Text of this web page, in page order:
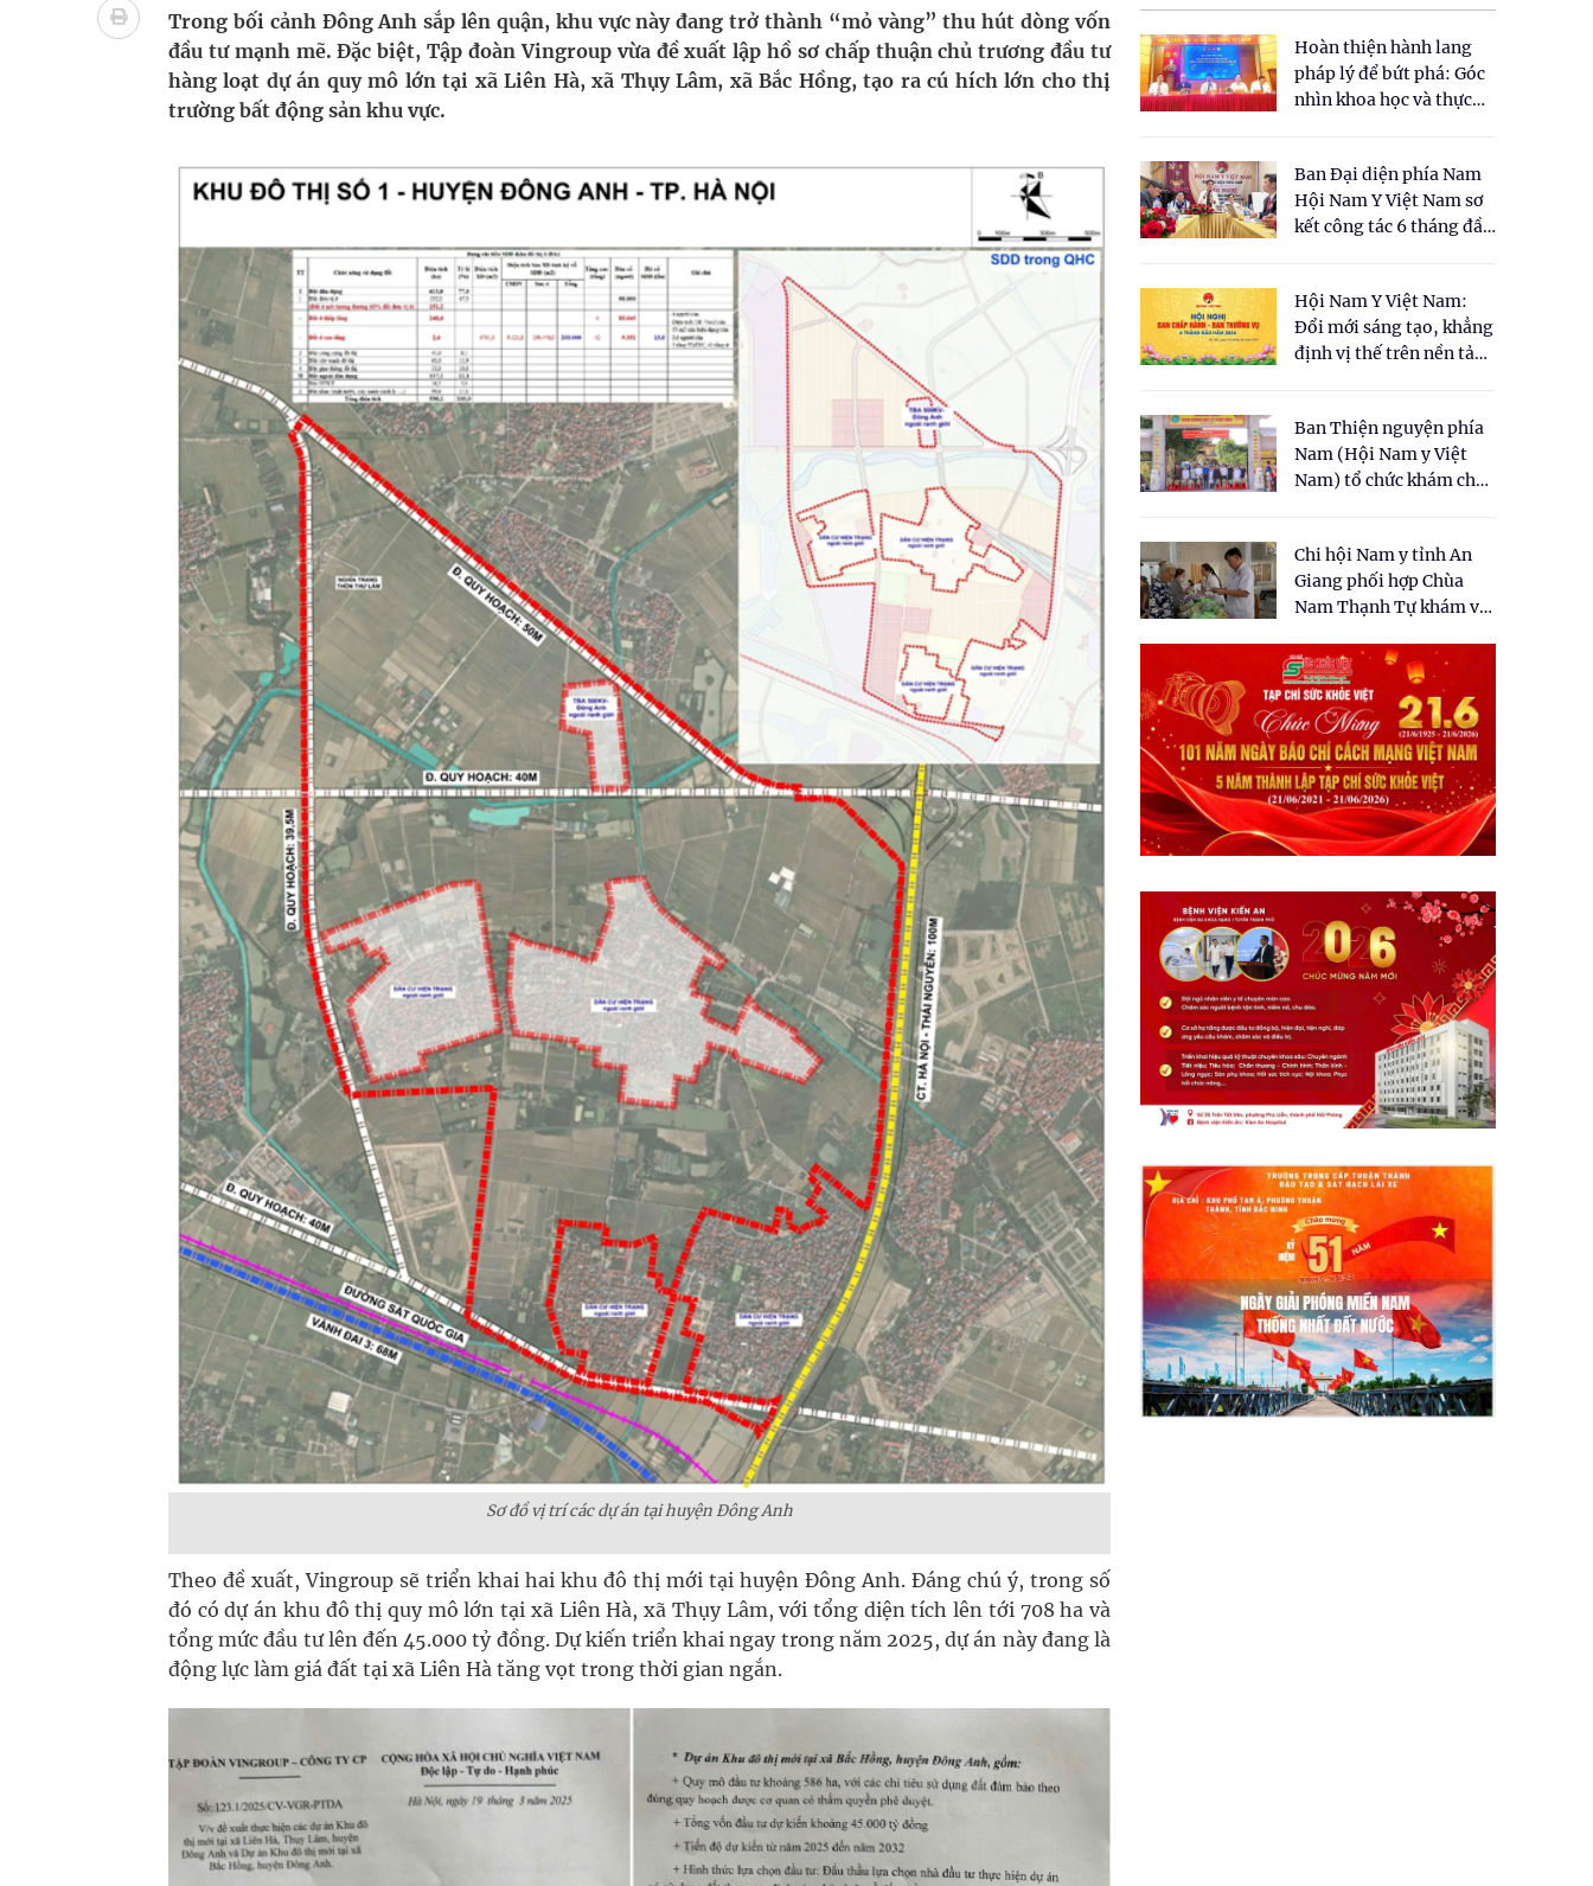
Ung thư thận: Nguy hiểm vì tiến triển quá âm thầm
Nhiều chuỗi hoạt động lớn được diễn ra tại Lễ hội sầu riêng 2026
Tiếp tục rà soát, triển khai các nhiệm vụ trong lĩnh vực cấp cứu, điều trị đột quỵ
Lâm Đồng: Quyết tâm đưa sân bay Liên Khương trở lại khai thác vào ngày 19/8
Quan Bằng Chứng Dược Lý Và Cơ Chế Phân Tử
Xây dựng bản đồ mạng lưới cấp cứu ngoại viện toàn quốc
Trong bối cảnh Đông Anh sắp lên quận, khu vực này đang trở thành “mỏ vàng” thu hút dòng vốn
đầu tư mạnh mẽ. Đặc biệt, Tập đoàn Vingroup vừa đề xuất lập hồ sơ chấp thuận chủ trương đầu tư
hàng loạt dự án quy mô lớn tại xã Liên Hà, xã Thụy Lâm, xã Bắc Hồng, tạo ra cú hích lớn cho thị
trường bất động sản khu vực.
Sơ đồ vị trí các dự án tại huyện Đông Anh
Theo đề xuất, Vingroup sẽ triển khai hai khu đô thị mới tại huyện Đông Anh. Đáng chú ý, trong số
đó có dự án khu đô thị quy mô lớn tại xã Liên Hà, xã Thụy Lâm, với tổng diện tích lên tới 708 ha và
tổng mức đầu tư lên đến 45.000 tỷ đồng. Dự kiến triển khai ngay trong năm 2025, dự án này đang là
động lực làm giá đất tại xã Liên Hà tăng vọt trong thời gian ngắn.
Hoàn thiện hành lang
pháp lý để bứt phá: Góc
nhìn khoa học và thực
cho Luật Y dược cổ
truyền Việt Nam"
Ban Đại diện phía Nam
Hội Nam Y Việt Nam sơ
kết công tác 6 tháng đầu
Hội Nam Y Việt Nam:
Đổi mới sáng tạo, khẳng
định vị thế trên nền tảng
Ban Thiện nguyện phía
Nam (Hội Nam y Việt
Nam) tổ chức khám chữa
dân tại xã Tân Tập
Chi hội Nam y tỉnh An
Giang phối hợp Chùa
Nam Thạnh Tự khám và
nhân dân